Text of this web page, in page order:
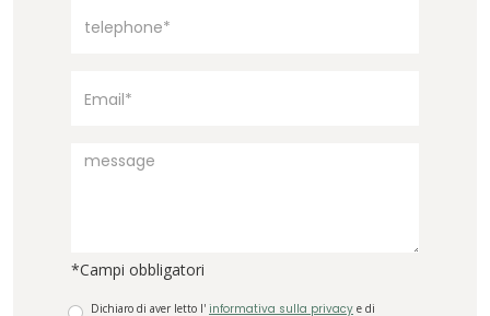
*Campi obbligatori
Dichiaro di aver letto l' informativa sulla privacy e di